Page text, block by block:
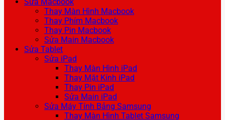
Thay Màn Hình Macbook
Thay Phím Macbook
Thay Pin Macbook
Sửa Main Macbook
Sửa Tablet
Sửa iPad
Thay Màn Hình iPad
Thay Mặt Kính iPad
Thay Pin iPad
Sửa Main iPad
Sửa Máy Tính Bảng Samsung
Thay Màn Hình Tablet Samsung